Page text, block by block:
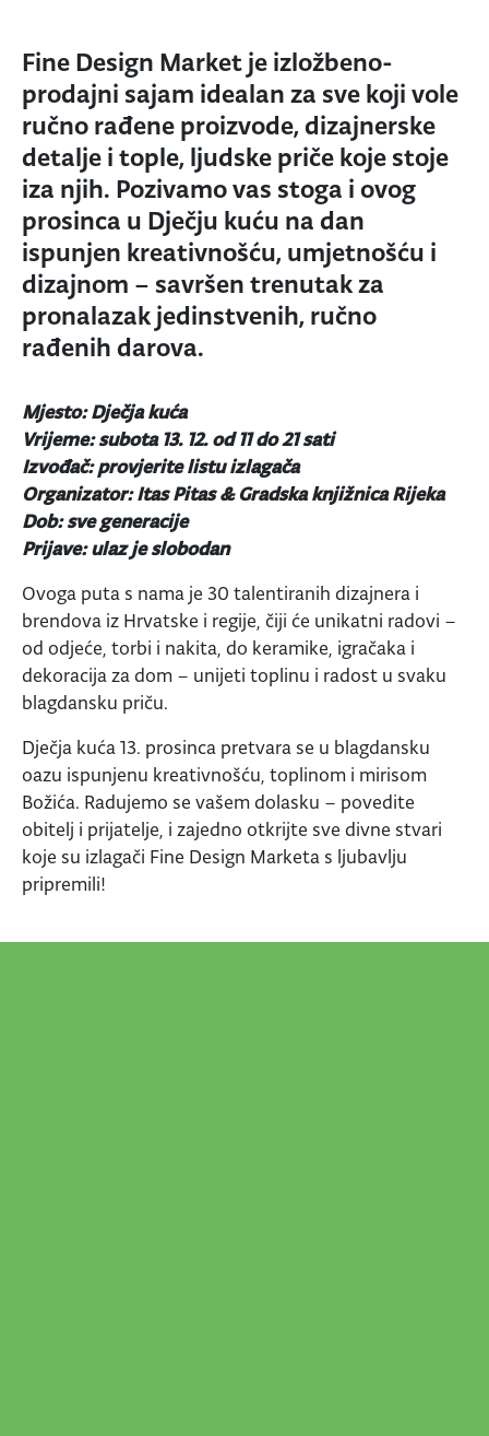
Fine Design Market je izložbeno-
prodajni sajam idealan za sve koji vole
ručno rađene proizvode, dizajnerske
detalje i tople, ljudske priče koje stoje
iza njih. Pozivamo vas stoga i ovog
prosinca u Dječju kuću na dan
ispunjen kreativnošću, umjetnošću i
dizajnom – savršen trenutak za
pronalazak jedinstvenih, ručno
rađenih darova.
Mjesto: Dječja kuća
Vrijeme: subota 13. 12. od 11 do 21 sati
Izvođač: provjerite listu izlagača
Organizator: Itas Pitas & Gradska knjižnica Rijeka
Dob: sve generacije
Prijave: ulaz je slobodan
Ovoga puta s nama je 30 talentiranih dizajnera i
brendova iz Hrvatske i regije, čiji će unikatni radovi –
od odjeće, torbi i nakita, do keramike, igračaka i
dekoracija za dom – unijeti toplinu i radost u svaku
blagdansku priču.
Dječja kuća 13. prosinca pretvara se u blagdansku
oazu ispunjenu kreativnošću, toplinom i mirisom
Božića. Radujemo se vašem dolasku – povedite
obitelj i prijatelje, i zajedno otkrijte sve divne stvari
koje su izlagači Fine Design Marketa s ljubavlju
pripremili!